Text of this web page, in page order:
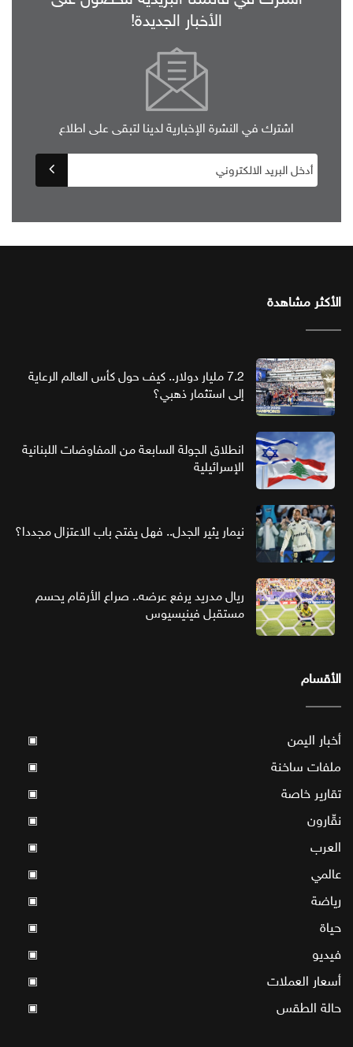
الأخبار الجديدة!
اشترك في النشرة الإخبارية لدينا لتبقى على اطلاع
الأكثر مشاهدة
7.2 مليار دولار.. كيف حول كأس العالم الرعاية
إلى استثمار ذهبي؟
انطلاق الجولة السابعة من المفاوضات اللبنانية
الإسرائيلية
نيمار يثير الجدل.. فهل يفتح باب الاعتزال مجددا؟
ريال مدريد يرفع عرضه.. صراع الأرقام يحسم
مستقبل فينيسيوس
الأقسام
أخبار اليمن ▣
ملفات ساخنة ▣
تقارير خاصة ▣
نقّارون ▣
العرب ▣
عالمي ▣
رياضة ▣
حياة ▣
فيديو ▣
أسعار العملات ▣
حالة الطقس ▣